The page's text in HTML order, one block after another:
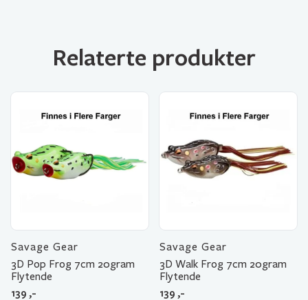
Relaterte produkter
Savage Gear
3D Pop Frog 7cm 20gram
Flytende
139 ,-
Savage Gear
3D Walk Frog 7cm 20gram
Flytende
139 ,-